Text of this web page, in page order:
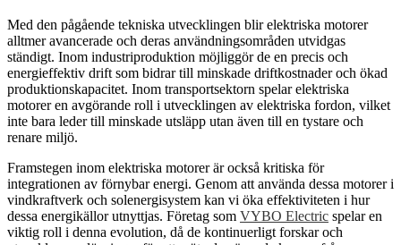
Med den pågående tekniska utvecklingen blir elektriska motorer
alltmer avancerade och deras användningsområden utvidgas
ständigt. Inom industriproduktion möjliggör de en precis och
energieffektiv drift som bidrar till minskade driftkostnader och ökad
produktionskapacitet. Inom transportsektorn spelar elektriska
motorer en avgörande roll i utvecklingen av elektriska fordon, vilket
inte bara leder till minskade utsläpp utan även till en tystare och
renare miljö.
Framstegen inom elektriska motorer är också kritiska för
integrationen av förnybar energi. Genom att använda dessa motorer i
vindkraftverk och solenergisystem kan vi öka effektiviteten i hur
dessa energikällor utnyttjas. Företag som VYBO Electric spelar en
viktig roll i denna evolution, då de kontinuerligt forskar och